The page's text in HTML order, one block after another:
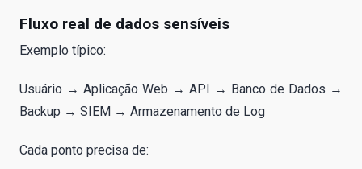
Fluxo real de dados sensíveis
Exemplo típico:
Usuário → Aplicação Web → API → Banco de Dados →
Backup → SIEM → Armazenamento de Log
Cada ponto precisa de: